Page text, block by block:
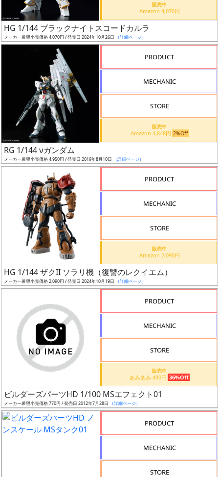
改
定
予
割
引
指
販売中
Amazon 4,070円
HG 1/144 ブラックナイトスコードカルラ
メーカー希望小売価格 4,070円 / 発売日 2024年10月26日 （詳細ページ）
PRODUCT
MECHANIC
STORE
販売中
Amazon 4,848円 2%Off
RG 1/144 νガンダム
メーカー希望小売価格 4,950円 / 発売日 2019年8月10日 （詳細ページ）
PRODUCT
MECHANIC
STORE
販売中
Amazon 2,090円
HG 1/144 ザクII ソラリ機（復讐のレクイエム）
メーカー希望小売価格 2,090円 / 発売日 2024年10月19日 （詳細ページ）
PRODUCT
MECHANIC
STORE
販売中
あみあみ 490円 36%Off
ビルダーズパーツHD 1/100 MSエフェクト01
メーカー希望小売価格 770円 / 発売日 2012年7月28日 （詳細ページ）
PRODUCT
MECHANIC
STORE